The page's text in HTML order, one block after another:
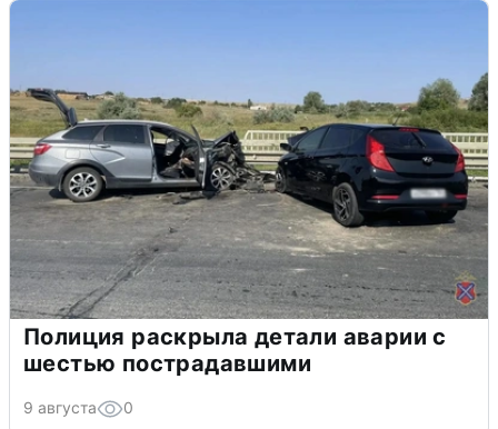
Полиция раскрыла детали аварии с
шестью пострадавшими
9 августа 0